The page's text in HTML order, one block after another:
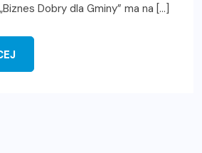
Dobry dla Gminy” ma na […]